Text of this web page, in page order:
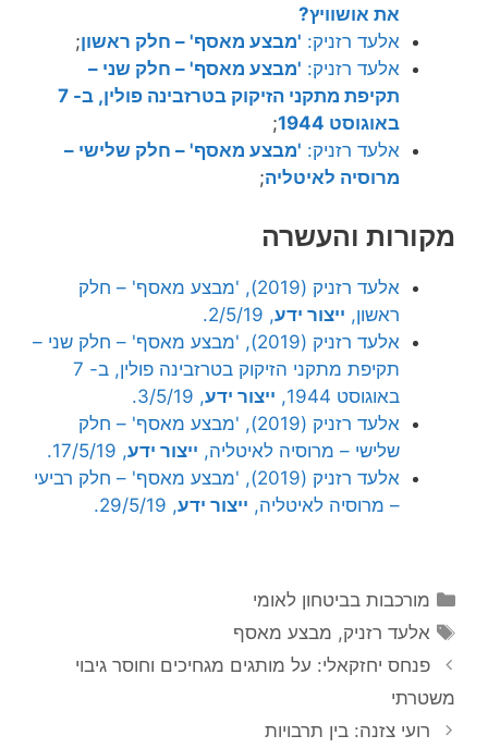
את אושוויץ?
אלעד רזניק: 'מבצע מאסף' – חלק ראשון;
אלעד רזניק: 'מבצע מאסף' – חלק שני –
תקיפת מתקני הזיקוק בטרזבינה פולין, ב- 7
באוגוסט 1944
;
אלעד רזניק: 'מבצע מאסף' – חלק שלישי –
מרוסיה לאיטליה;
מקורות והעשרה
אלעד רזניק (2019), 'מבצע מאסף' – חלק
ראשון, ייצור ידע, 2/5/19.
אלעד רזניק (2019), 'מבצע מאסף' – חלק שני –
תקיפת מתקני הזיקוק בטרזבינה פולין, ב- 7
באוגוסט 1944,
ייצור ידע, 3/5/19.
אלעד רזניק (2019), 'מבצע מאסף' – חלק
שלישי – מרוסיה לאיטליה, ייצור ידע, 17/5/19.
אלעד רזניק (2019), 'מבצע מאסף' – חלק רביעי
– מרוסיה לאיטליה, ייצור ידע, 29/5/19.
קטגוריות
מורכבות בביטחון לאומי
תגיות
אלעד רזניק, מבצע מאסף
פנחס יחזקאלי: על מותגים מגחיכים וחוסר גיבוי
משטרתי
רועי צזנה: בין תרבויות